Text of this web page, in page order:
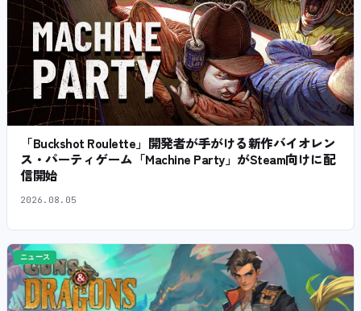
「Buckshot Roulette」開発者が手がける新作バイオレン
ス・パーティゲーム「Machine Party」がSteam向けに配
信開始
2026.08.05
ニュース